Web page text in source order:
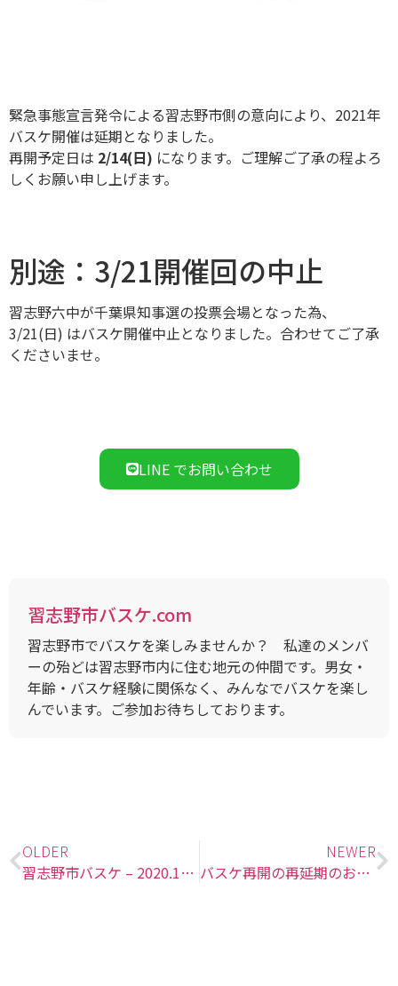
緊急事態宣言発令による習志野市側の意向により、2021年
バスケ開催は延期となりました。
再開予定日は 2/14(日) になります。ご理解ご了承の程よろ
しくお願い申し上げます。
別途：3/21開催回の中止
習志野六中が千葉県知事選の投票会場となった為、
3/21(日) はバスケ開催中止となりました。合わせてご了承
くださいませ。
LINE でお問い合わせ
習志野市バスケ.com
習志野市でバスケを楽しみませんか？ 私達のメンバ
ーの殆どは習志野市内に住む地元の仲間です。男女・
年齢・バスケ経験に関係なく、みんなでバスケを楽し
んでいます。ご参加お待ちしております。
OLDER
習志野市バスケ – 2020.12.20(日)
NEWER
バスケ再開の再延期のお知らせ